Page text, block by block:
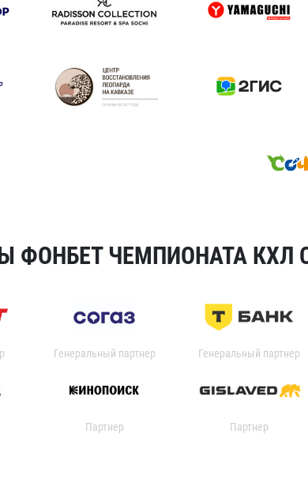
ФОНБЕТ ЧЕМПИОНАТА КХЛ
Генеральный партнер Генеральный партнер
Партнер Партнер